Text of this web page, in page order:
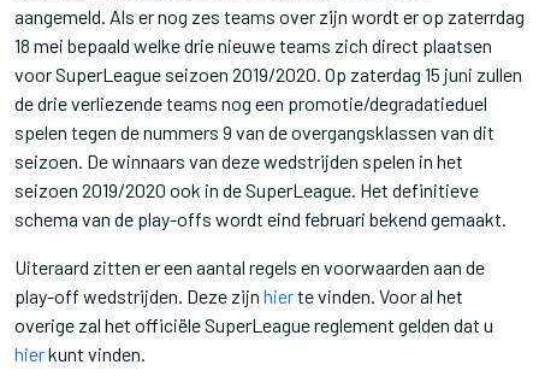
aangemeld. Als er nog zes teams over zijn wordt er op zaterrdag
18 mei bepaald welke drie nieuwe teams zich direct plaatsen
voor SuperLeague seizoen 2019/2020. Op zaterdag 15 juni zullen
de drie verliezende teams nog een promotie/degradatieduel
spelen tegen de nummers 9 van de overgangsklassen van dit
seizoen. De winnaars van deze wedstrijden spelen in het
seizoen 2019/2020 ook in de SuperLeague. Het definitieve
schema van de play-offs wordt eind februari bekend gemaakt.
Uiteraard zitten er een aantal regels en voorwaarden aan de
play-off wedstrijden. Deze zijn hierte vinden. Voor al het
overige zal het officiële SuperLeague reglement gelden dat u
hierkunt vinden.